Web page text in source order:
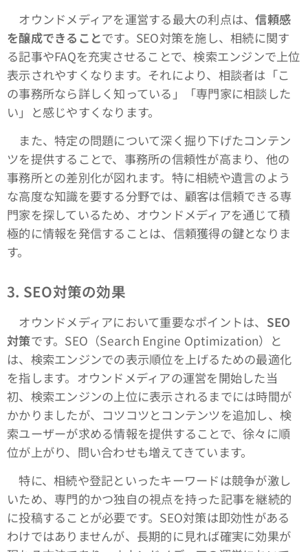
オウンドメディアを運営する最大の利点は、信頼感
を醸成できることです。SEO対策を施し、相続に関す
る記事やFAQを充実させることで、検索エンジンで上位
表示されやすくなります。それにより、相談者は「こ
の事務所なら詳しく知っている」「専門家に相談した
い」と感じやすくなります。
また、特定の問題について深く掘り下げたコンテン
ツを提供することで、事務所の信頼性が高まり、他の
事務所との差別化が図れます。特に相続や遺言のよう
な高度な知識を要する分野では、顧客は信頼できる専
門家を探しているため、オウンドメディアを通じて積
極的に情報を発信することは、信頼獲得の鍵となりま
す。
3. SEO対策の効果
オウンドメディアにおいて重要なポイントは、 SEO
対策です。SEO（Search Engine Optimization）と
は、検索エンジンでの表示順位を上げるための最適化
を指します。オウンドメディアの運営を開始した当
初、検索エンジンの上位に表示されるまでには時間が
かかりましたが、コツコツとコンテンツを追加し、検
索ユーザーが求める情報を提供することで、徐々に順
位が上がり、問い合わせも増えてきています。
特に、相続や登記といったキーワードは競争が激し
いため、専門的かつ独自の視点を持った記事を継続的
に投稿することが必要です。SEO対策は即効性がある
わけではありませんが、長期的に見れば確実に効果が